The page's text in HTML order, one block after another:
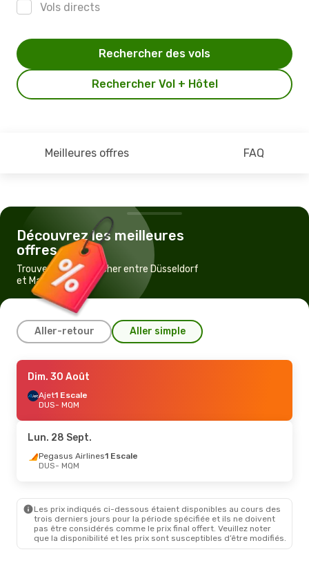
Vols directs
Rechercher Vol + Hôtel
Rechercher des vols
Meilleures offres FAQ
Découvrez les meilleures
offres
Trouvez un vol pas cher entre Düsseldorf
et Mardin
Aller-retour Aller simple
Lun. 28 Sept.
Pegasus Airlines
DUS- MQM
MQM- DUS
Dim. 30 Août
Ajet1 Escale
DUS- MQM
Lun. 28 Sept.
Pegasus Airlines1 Escale
DUS- MQM
Les prix indiqués ci-dessous étaient disponibles au cours des
trois derniers jours pour la période spécifiée et ils ne doivent
pas être considérés comme le prix final offert. Veuillez noter
que la disponibilité et les prix sont susceptibles d’être modifiés.